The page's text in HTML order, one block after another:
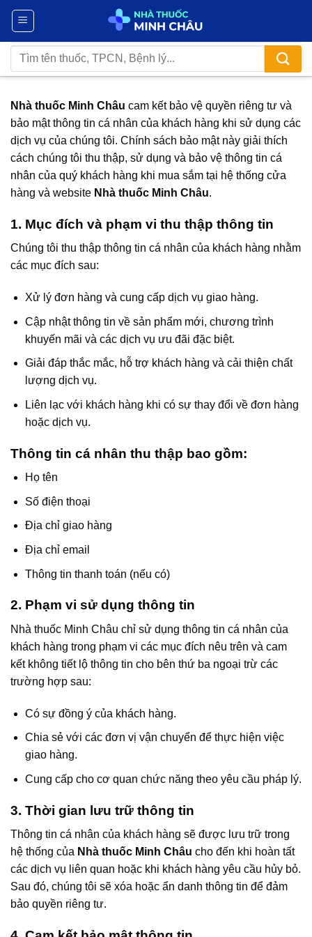
Chuyển
nội
dung
Tìm
kiếm:
Nhà thuốc Minh Châu cam kết bảo vệ quyền riêng tư và
bảo mật thông tin cá nhân của khách hàng khi sử dụng các
dịch vụ của chúng tôi. Chính sách bảo mật này giải thích
cách chúng tôi thu thập, sử dụng và bảo vệ thông tin cá
nhân của quý khách hàng khi mua sắm tại hệ thống cửa
hàng và website Nhà thuốc Minh Châu.
1. Mục đích và phạm vi thu thập thông tin
Chúng tôi thu thập thông tin cá nhân của khách hàng nhằm
các mục đích sau:
Xử lý đơn hàng và cung cấp dịch vụ giao hàng.
Cập nhật thông tin về sản phẩm mới, chương trình
khuyến mãi và các dịch vụ ưu đãi đặc biệt.
Giải đáp thắc mắc, hỗ trợ khách hàng và cải thiện chất
lượng dịch vụ.
Liên lạc với khách hàng khi có sự thay đổi về đơn hàng
hoặc dịch vụ.
Thông tin cá nhân thu thập bao gồm:
Họ tên
Số điện thoại
Địa chỉ giao hàng
Địa chỉ email
Thông tin thanh toán (nếu có)
2. Phạm vi sử dụng thông tin
Nhà thuốc Minh Châu chỉ sử dụng thông tin cá nhân của
khách hàng trong phạm vi các mục đích nêu trên và cam
kết không tiết lộ thông tin cho bên thứ ba ngoại trừ các
trường hợp sau:
Có sự đồng ý của khách hàng.
Chia sẻ với các đơn vị vận chuyển để thực hiện việc
giao hàng.
Cung cấp cho cơ quan chức năng theo yêu cầu pháp lý.
3. Thời gian lưu trữ thông tin
Thông tin cá nhân của khách hàng sẽ được lưu trữ trong
hệ thống của Nhà thuốc Minh Châu cho đến khi hoàn tất
các dịch vụ liên quan hoặc khi khách hàng yêu cầu hủy bỏ.
Sau đó, chúng tôi sẽ xóa hoặc ẩn danh thông tin để đảm
bảo quyền riêng tư.